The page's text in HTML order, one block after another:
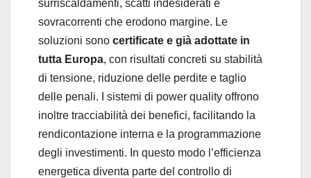
surriscaldamenti, scatti indesiderati e
sovracorrenti che erodono margine. Le
soluzioni sono certificate e già adottate in
tutta Europa, con risultati concreti su stabilità
di tensione, riduzione delle perdite e taglio
delle penali. I sistemi di power quality offrono
inoltre tracciabilità dei benefici, facilitando la
rendicontazione interna e la programmazione
degli investimenti. In questo modo l’efficienza
energetica diventa parte del controllo di